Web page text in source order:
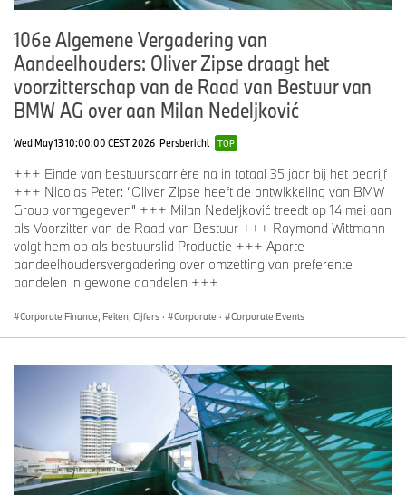
106e Algemene Vergadering van
Aandeelhouders: Oliver Zipse draagt het
voorzitterschap van de Raad van Bestuur van
BMW AG over aan Milan Nedeljković
Wed May 13 10:00:00 CEST 2026 Persbericht TOP
+++ Einde van bestuurscarrière na in totaal 35 jaar bij het bedrijf
+++ Nicolas Peter: “Oliver Zipse heeft de ontwikkeling van BMW
Group vormgegeven” +++ Milan Nedeljković treedt op 14 mei aan
als Voorzitter van de Raad van Bestuur +++ Raymond Wittmann
volgt hem op als bestuurslid Productie +++ Aparte
aandeelhoudersvergadering over omzetting van preferente
aandelen in gewone aandelen +++
Corporate Finance, Feiten, Cijfers · Corporate · Corporate Events